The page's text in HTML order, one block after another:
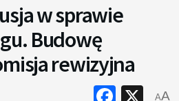
w sprawie
Budowę
rewizyjna
AA